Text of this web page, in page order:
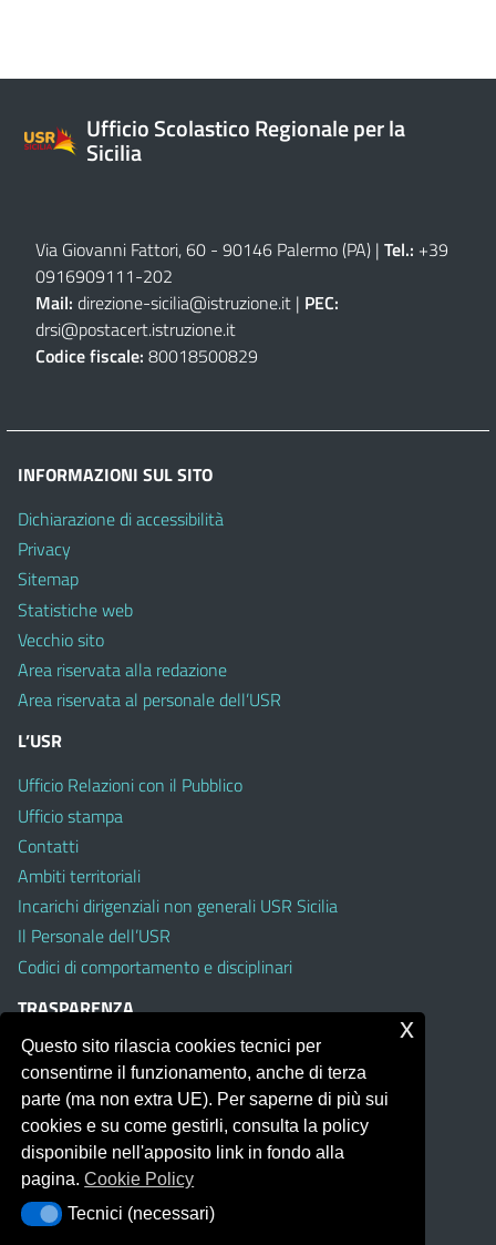
Ufficio Scolastico Regionale per la
Sicilia
Via Giovanni Fattori, 60 - 90146 Palermo (PA) | Tel.: +39
0916909111-202
Mail: direzione-sicilia@istruzione.it | PEC:
drsi@postacert.istruzione.it
Codice fiscale: 80018500829
INFORMAZIONI SUL SITO
Dichiarazione di accessibilità
Privacy
Sitemap
Statistiche web
Vecchio sito
Area riservata alla redazione
Area riservata al personale dell’USR
L’USR
Ufficio Relazioni con il Pubblico
Ufficio stampa
Contatti
Ambiti territoriali
Incarichi dirigenziali non generali USR Sicilia
Il Personale dell’USR
Codici di comportamento e disciplinari
TRASPARENZA
Albo on line
Amministrazione Trasparente
Pubblici proclami
PTPCT per le Istituzioni scolastiche della Sicilia
Whistleblowing
Obiettivi di Accessibilità
Questo sito rilascia cookies tecnici per
consentirne il funzionamento, anche di terza
parte (ma non extra UE). Per saperne di più sui
cookies e su come gestirli, consulta la policy
disponibile nell'apposito link in fondo alla
pagina.Cookie Policy
Tecnici (necessari)
Tecnici (necessari)
x